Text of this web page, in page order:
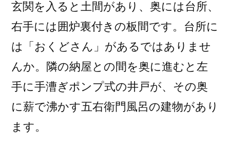
玄関を入ると土間があり、奥には台所、
右手には囲炉裏付きの板間です。台所に
は「おくどさん」があるではありませ
んか。隣の納屋との間を奥に進むと左
手に手漕ぎポンプ式の井戸が、その奥
に薪で沸かす五右衛門風呂の建物があり
ます。